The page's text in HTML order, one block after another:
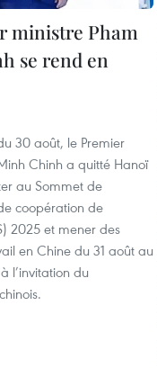
ministre Pham
se rend en
30 août, le Premier
Chinh a quitté Hanoï
au Sommet de
coopération de
2025 et mener des
en Chine du 31 août au
l’invitation du